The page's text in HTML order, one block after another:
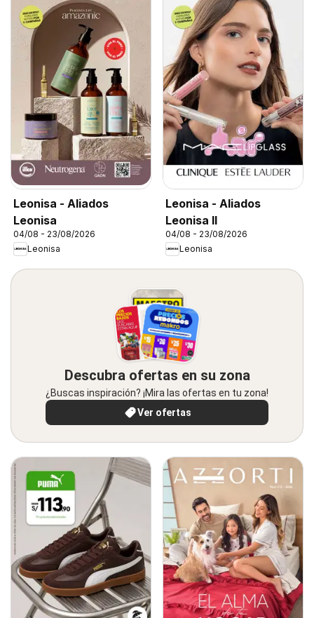
Leonisa - Aliados
Leonisa
04/08 - 23/08/2026
Leonisa
Leonisa - Aliados
Leonisa II
04/08 - 23/08/2026
Leonisa
Descubra ofertas en su zona
¿Buscas inspiración? ¡Mira las ofertas en tu zona!
Ver ofertas